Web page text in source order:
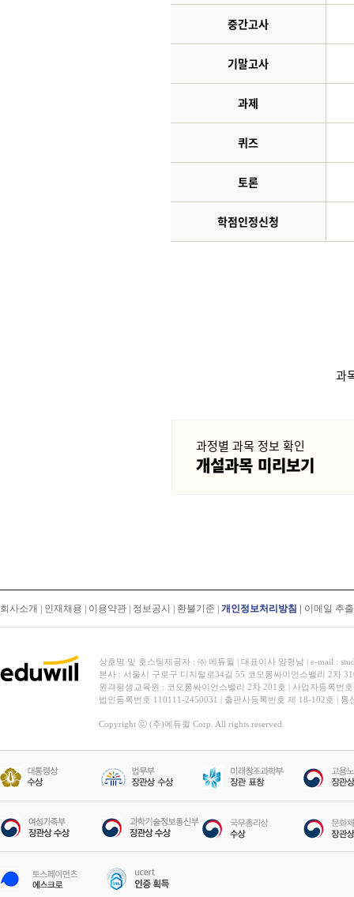
중간고사
기말고사
과제
퀴즈
토론
학점인정신청
과
과정별 과목 정보 확인
개설과목 미리보기
회사소개 인재채용 이용약관 정보공시 환불기준 개인정보처리방침 이메일 추
상호명 및 호스팅제공자 : ㈜ 에듀윌 | 대표이사 양형남 | e-mail :
본사 : 서울시 구로구 디지털로34길 55 코오롱싸이언스밸리 2차
원격평생교육원 : 코오롱싸이언스밸리 2차 201호 | 사업자등록번
법인등록번호 110111-2450031 | 출판사등록번호 제 18-102호 |
Copyright ⓒ (주)에듀윌 Corp. All rights reserved.